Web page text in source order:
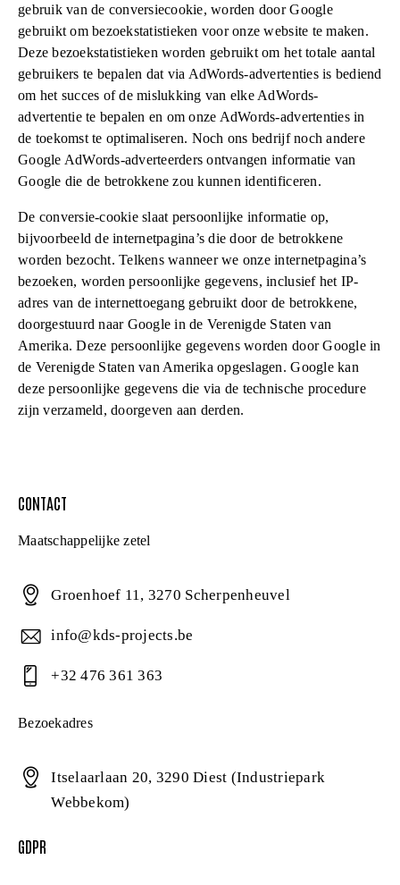
gebruik van de conversiecookie, worden door Google
gebruikt om bezoekstatistieken voor onze website te maken.
Deze bezoekstatistieken worden gebruikt om het totale aantal
gebruikers te bepalen dat via AdWords-advertenties is bediend
om het succes of de mislukking van elke AdWords-
advertentie te bepalen en om onze AdWords-advertenties in
de toekomst te optimaliseren. Noch ons bedrijf noch andere
Google AdWords-adverteerders ontvangen informatie van
Google die de betrokkene zou kunnen identificeren.
De conversie-cookie slaat persoonlijke informatie op,
bijvoorbeeld de internetpagina’s die door de betrokkene
worden bezocht. Telkens wanneer we onze internetpagina’s
bezoeken, worden persoonlijke gegevens, inclusief het IP-
adres van de internettoegang gebruikt door de betrokkene,
doorgestuurd naar Google in de Verenigde Staten van
Amerika. Deze persoonlijke gegevens worden door Google in
de Verenigde Staten van Amerika opgeslagen. Google kan
deze persoonlijke gegevens die via de technische procedure
zijn verzameld, doorgeven aan derden.
CONTACT
Maatschappelijke zetel
Groenhoef 11, 3270 Scherpenheuvel
info@kds-projects.be
+32 476 361 363
Bezoekadres
Itselaarlaan 20, 3290 Diest (Industriepark
Webbekom)
GDPR